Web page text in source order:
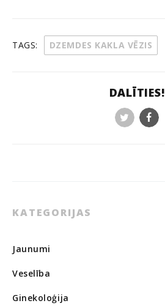
TAGS: DZEMDES KAKLA VĒZIS
DALĪTIES!
KATEGORIJAS
Jaunumi
Veselība
Ginekoloģija